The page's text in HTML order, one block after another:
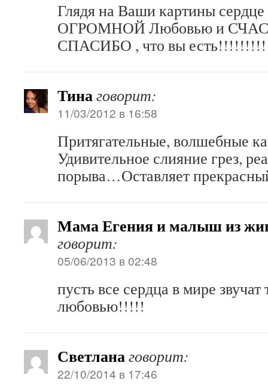
Глядя на Ваши картины сердце
ОГРОМНОЙ Любовью и
СПАСИБО , что вы
Тинаговорит:
11/03/2012 в 16:58
Притягательные, волшебные
Удивительное слияние грез,
порыва…Оставляет
Мама Егения и малыш из
говорит:
05/06/2013 в 02:48
пусть все сердца в мире звучат
любовью!!!!!
Светланаговорит:
22/10/2014 в 17:46